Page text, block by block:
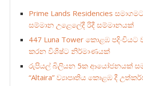
Prime Lands Residencies
සම්මාන උළෙලේදී රිදී සම්මානයක්
447 Luna Tower කොළඹ
කරන විශිෂ්ට නිර්මාණයක්
රුපියල් බිලියන 5ක ආයෝජනයක්
“Altaira” ව්‍යාපෘතිය කොළඹ දී